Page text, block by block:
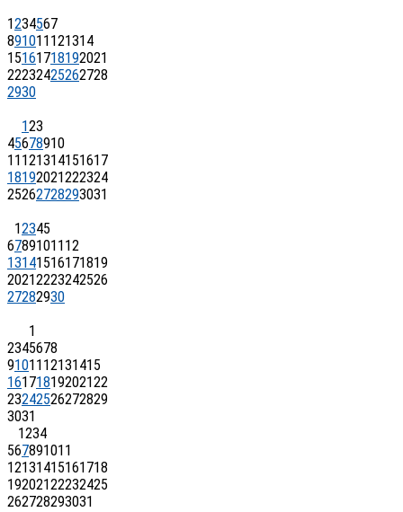
1234567
891011121314
15161718192021
22232425262728
2930
123
45678910
11121314151617
18192021222324
25262728293031
12345
6789101112
13141516171819
20212223242526
27282930
1
2345678
9101112131415
16171819202122
23242526272829
3031
1234
567891011
12131415161718
19202122232425
262728293031